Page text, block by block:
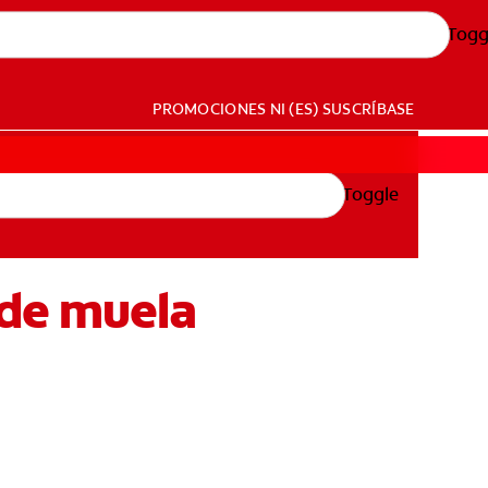
PROMOCIONES NI (ES) SUSCRÍBASE
Toggle
muela